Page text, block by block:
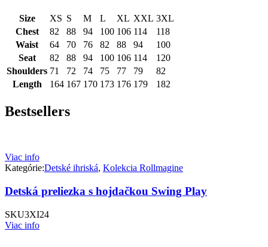
Size XS S M L XL XXL 3XL
Chest
82 88 94 100 106 114
118
Waist
64 70 76 82 88 94
100
Seat
82 88 94 100 106 114
120
Shoulders 71 72 74 75 77 79
82
Length
164 167 170 173 176 179 182
Bestsellers
Viac info
Kategórie:Detské ihriská, Kolekcia Rollmagine
Detská preliezka s hojdačkou Swing Play
SKU3XI24
Viac info